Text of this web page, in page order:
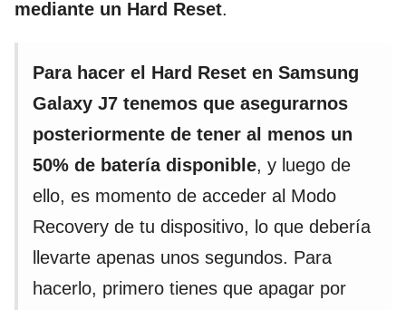
mediante un Hard Reset.
Para hacer el Hard Reset en Samsung
Galaxy J7 tenemos que asegurarnos
posteriormente de tener al menos un
50% de batería disponible, y luego de
ello, es momento de acceder al Modo
Recovery de tu dispositivo, lo que debería
llevarte apenas unos segundos. Para
hacerlo, primero tienes que apagar por